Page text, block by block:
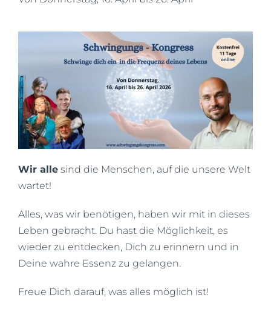
Wir allesind die Menschen, auf die unsere Welt
wartet!
Alles, was wir benötigen, haben wir mit in dieses
Leben gebracht. Du hast die Möglichkeit, es
wieder zu entdecken, Dich zu erinnern und in
Deine wahre Essenz zu gelangen.
Freue Dich darauf, was alles möglich ist!